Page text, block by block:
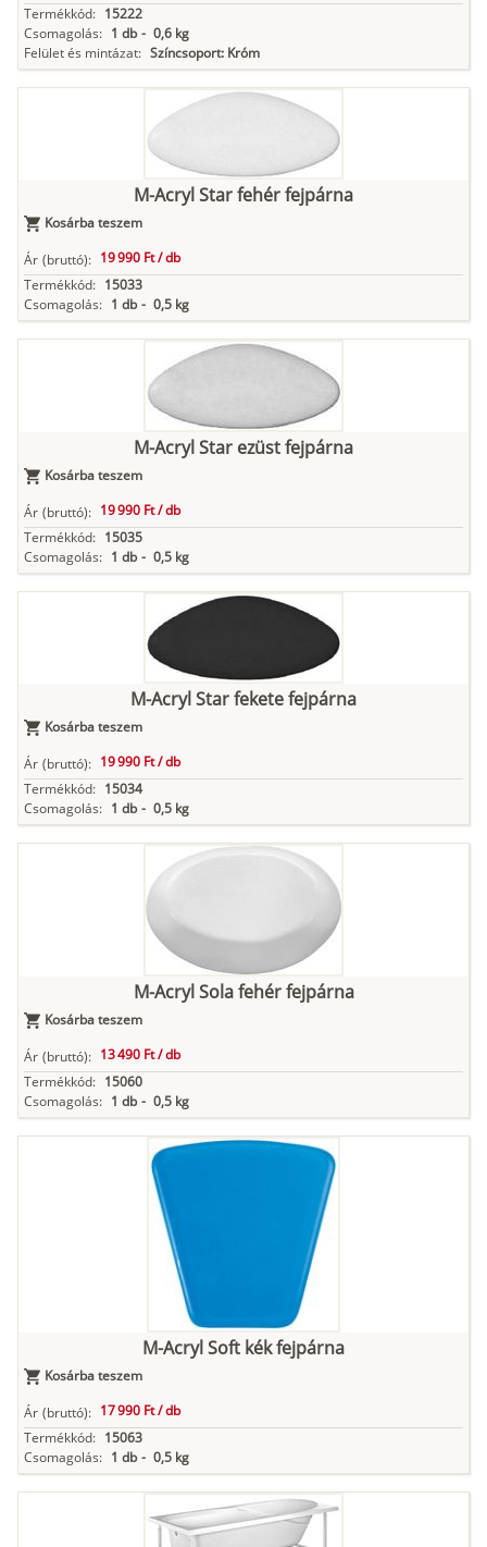
Termékkód: 15222
Csomagolás: 1 db - 0,6 kg
Felület és mintázat: Színcsoport: Króm
M-Acryl Star fehér fejpárna
Kosárba teszem
Ár (bruttó): 19 990 Ft /db
Termékkód: 15033
Csomagolás: 1 db - 0,5 kg
M-Acryl Star ezüst fejpárna
Kosárba teszem
Ár (bruttó): 19 990 Ft /db
Termékkód: 15035
Csomagolás: 1 db - 0,5 kg
M-Acryl Star fekete fejpárna
Kosárba teszem
Ár (bruttó): 19 990 Ft /db
Termékkód: 15034
Csomagolás: 1 db - 0,5 kg
M-Acryl Sola fehér fejpárna
Kosárba teszem
Ár (bruttó): 13 490 Ft /db
Termékkód: 15060
Csomagolás: 1 db - 0,5 kg
M-Acryl Soft kék fejpárna
Kosárba teszem
Ár (bruttó): 17 990 Ft /db
Termékkód: 15063
Csomagolás: 1 db - 0,5 kg